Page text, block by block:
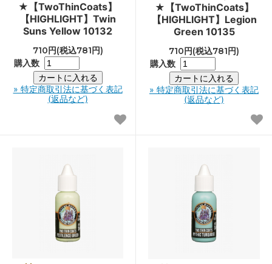
★【TwoThinCoats】
【HIGHLIGHT】Twin
Suns Yellow 10132
710円(税込781円)
購入数
» 特定商取引法に基づく表記
(返品など)
★【TwoThinCoats】
【HIGHLIGHT】Legion
Green 10135
710円(税込781円)
購入数
» 特定商取引法に基づく表記
(返品など)